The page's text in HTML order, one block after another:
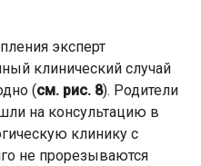
эксперт
клинический случай
(см. рис. 8). Родители
на консультацию в
клинику с
не прорезываются